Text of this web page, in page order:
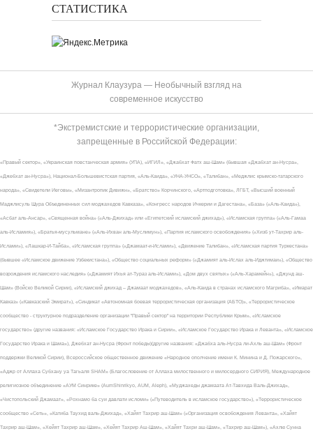
СТАТИСТИКА
Журнал Клаузура — Необычный взгляд на
современное искусство
*Экстремистские и террористические организации,
запрещенные в Российской Федерации:
«Правый сектор», «Украинская повстанческая армия» (УПА), «ИГИЛ», «Джабхат Фатх аш-Шам» (бывшая «Джабхат ан-Нусра»,
«Джебхат ан-Нусра»), Национал-Большевистская партия, «Аль-Каида», «УНА-УНСО», «Талибан», «Меджлис крымско-татарского
народа», «Свидетели Иеговы», «Мизантропик Дивижн», «Братство» Корчинского, «Артподготовка», ЛГБТ, «Высший военный
Маджлисуль Шура Объединенных сил моджахедов Кавказа», «Конгресс народов Ичкерии и Дагестана», «База» («Аль-Каида»),
«Асбат аль-Ансар», «Священная война» («Аль-Джихад» или «Египетский исламский джихад»), «Исламская группа» («Аль-Гамаа
аль-Исламия»), «Братья-мусульмане» («Аль-Ихван аль-Муслимун»), «Партия исламского освобождения» («Хизб ут-Тахрир аль-
Ислами»), «Лашкар-И-Тайба», «Исламская группа» («Джамаат-и-Ислами»), «Движение Талибан», «Исламская партия Туркестана»
(бывшее «Исламское движение Узбекистана»), «Общество социальных реформ» («Джамият аль-Ислах аль-Иджтимаи»), «Общество
возрождения исламского наследия» («Джамият Ихья ат-Тураз аль-Ислами»), «Дом двух святых» («Аль-Харамейн»), «Джунд аш-
Шам» (Войско Великой Сирии), «Исламский джихад – Джамаат моджахедов», «Аль-Каида в странах исламского Магриба», «Имарат
Кавказ» («Кавказский Эмират»), «Синдикат «Автономная боевая террористическая организация (АБТО)», «Террористическое
сообщество - структурное подразделение организации "Правый сектор" на территории Республики Крым», «Исламское
государство» (другие названия: «Исламское Государство Ирака и Сирии», «Исламское Государство Ирака и Леванта», «Исламское
Государство Ирака и Шама»), Джебхат ан-Нусра (Фронт победы)(другие названия: «Джабха аль-Нусра ли-Ахль аш-Шам» (Фронт
поддержки Великой Сирии), Всероссийское общественное движение «Народное ополчение имени К. Минина и Д. Пожарского»,
«Аджр от Аллаха Субхану уа Тагьаля SHAM» (Благословение от Аллаха милоственного и милосердного СИРИЯ), Международное
религиозное объединение «АУМ Синрике» (AumShinrikyo, AUM, Aleph), «Муджахеды джамаата Ат-Тавхида Валь-Джихад»,
«Чистопольский Джамаат», «Рохнамо ба суи давлати исломи» («Путеводитель в исламское государство»), «Террористическое
сообщество «Сеть», «Катиба Таухид валь-Джихад», «Хайят Тахрир аш-Шам» («Организация освобождения Леванта», «Хайят
Тахрир аш-Шам», «Хейят Тахрир аш-Шам», «Хейят Тахрир Аш-Шам», «Хайят Тахри аш-Шам», «Тахрир аш-Шам»), «Ахлю Сунна